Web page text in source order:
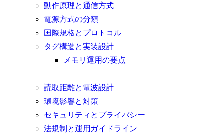
動作原理と通信方式
電源方式の分類
国際規格とプロトコル
タグ構造と実装設計
メモリ運用の要点
読取距離と電波設計
環境影響と対策
セキュリティとプライバシー
法規制と運用ガイドライン